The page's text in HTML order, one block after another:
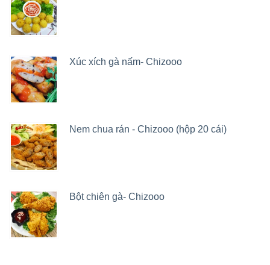
Xúc xích gà nấm- Chizooo
Nem chua rán - Chizooo (hộp 20 cái)
Bột chiên gà- Chizooo